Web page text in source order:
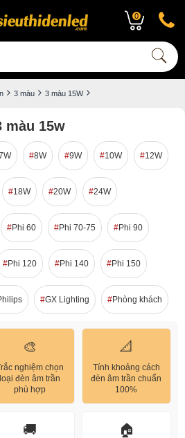
0
3 màu 3 màu 15W
màu 15w
8W 9W 10W 12W
18W 20W 24W
Phi 60 Phi 70-75 Phi 90
Phi 120 Phi 140 Phi 150
GX Lighting Phòng khách
🎨
nghiệm chọn
loại đèn âm trần
phù hợp
📐
Tính khoảng cách
đèn âm trần chuẩn
100%
🚚 🏠